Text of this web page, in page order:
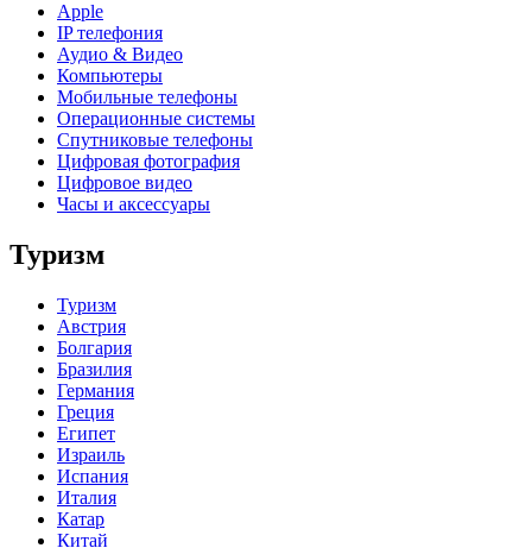
Apple
IP телефония
Аудио & Видео
Компьютеры
Мобильные телефоны
Операционные системы
Спутниковые телефоны
Цифровая фотография
Цифровое видео
Часы и аксессуары
Туризм
Туризм
Австрия
Болгария
Бразилия
Германия
Греция
Египет
Израиль
Испания
Италия
Катар
Китай